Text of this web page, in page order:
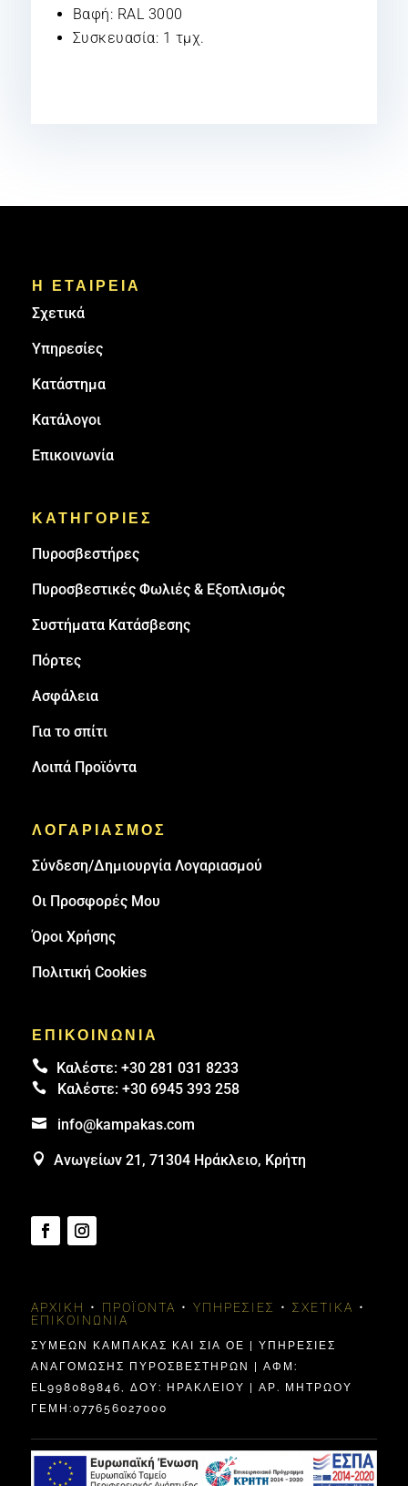
Βαφή: RAL 3000
Συσκευασία: 1 τμχ.
Η ΕΤΑΙΡΕΙΑ
Σχετικά
Υπηρεσίες
Κατάστημα
Κατάλογοι
Επικοινωνία
ΚΑΤΗΓΟΡΙΕΣ
Πυρoσβεστήρες
Πυροσβεστικές Φωλιές & Εξοπλισμός
Συστήματα Κατάσβεσης
Πόρτες
Ασφάλεια
Για το σπίτι
Λοιπά Προϊόντα
ΛΟΓΑΡΙΑΣΜΟΣ
Σύνδεση/Δημιουργία Λογαριασμού
Οι Προσφορές Μου
Όροι Χρήσης
Πολιτική Cookies
ΕΠΙΚΟΙΝΩΝΙΑ
 Καλέστε: +30 281 031 8233
 Καλέστε: +30 6945 393 258
 info@kampakas.com
 Ανωγείων 21, 71304 Ηράκλειο, Κρήτη
ΑΡΧΙΚΉ • ΠΡΟΪΌΝΤΑ • ΥΠΗΡΕΣΊΕΣ • ΣΧΕΤΙΚΆ •
ΕΠΙΚΟΙΝΩΝΊΑ
ΣΥΜΕΩΝ ΚΑΜΠΑΚΑΣ ΚΑΙ ΣΙΑ ΟΕ | ΥΠΗΡΕΣΙΕΣ
ΑΝΑΓΟΜΩΣΗΣ ΠΥΡΟΣΒΕΣΤΗΡΩΝ | ΑΦΜ:
EL998089846, ΔΟΥ: ΗΡΑΚΛΕΊΟΥ | ΑΡ. ΜΗΤΡΩΟΥ
ΓΕΜΗ:077656027000